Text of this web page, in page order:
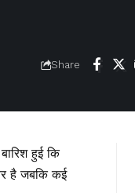
Share
हुई कि
है जबकि कई